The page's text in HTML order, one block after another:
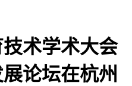
术学术大会
论坛在杭州